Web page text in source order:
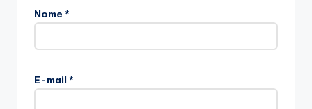
Nome *
E-mail *